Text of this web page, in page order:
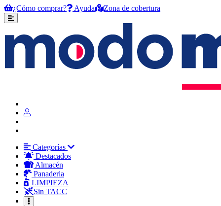
¿Cómo comprar? Ayuda Zona de cobertura
Categorías
Destacados
Almacén
Panaderia
LIMPIEZA
Sin TACC